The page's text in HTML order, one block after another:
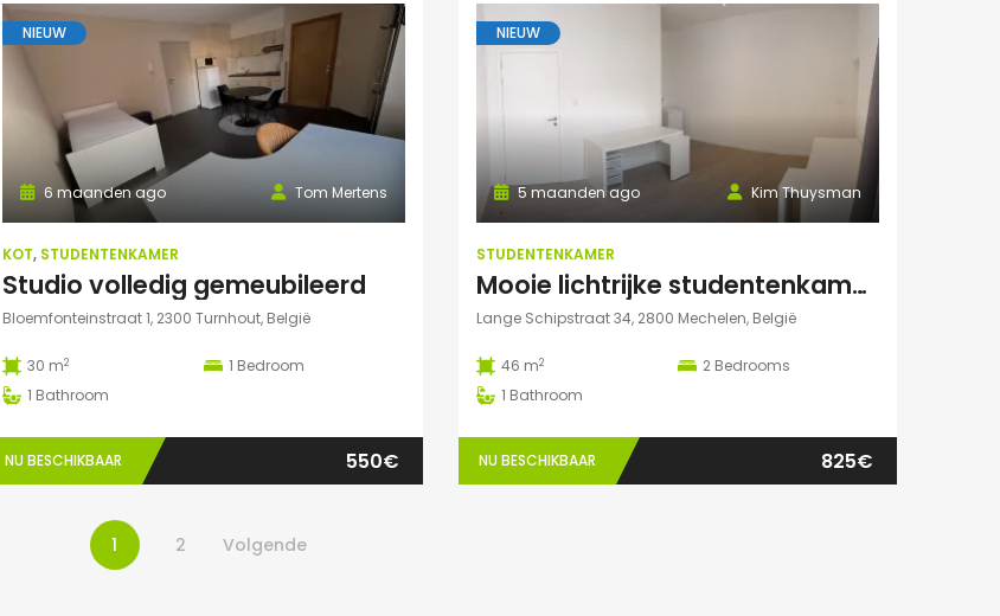
NIEUW
Tom Mertens
6 maanden ago
KOT, STUDENTENKAMER
Studio volledig gemeubileerd
Bloemfonteinstraat 1, 2300 Turnhout, België
30 m2 1 Bedroom
1 Bathroom
NU BESCHIKBAAR 550€
NIEUW
Kim Thuysman
5 maanden ago
STUDENTENKAMER
Mooie lichtrijke studentenkamer in hartje Mechelen! (46m2, 2 pers mogelijk)
Lange Schipstraat 34, 2800 Mechelen, België
46 m2 2 Bedrooms
1 Bathroom
NU BESCHIKBAAR 825€
1 2 Volgende